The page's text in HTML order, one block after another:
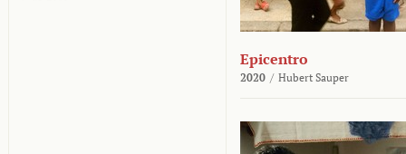
Epicentro
2020 / Hubert Sauper